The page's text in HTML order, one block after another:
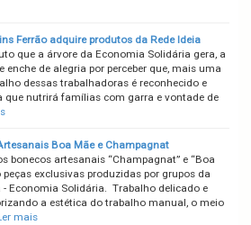
Ferrão adquire produtos da Rede Ideia
que a árvore da Economia Solidária gera, a
enche de alegria por perceber que, mais uma
dessas trabalhadoras é reconhecido e
que nutrirá famílias com garra e vontade de
Boa Mãe e Champagnat
bonecos artesanais “Champagnat” e “Boa
peças exclusivas produzidas por grupos da
- Economia Solidária. Trabalho delicado e
a estética do trabalho manual, o meio
mais